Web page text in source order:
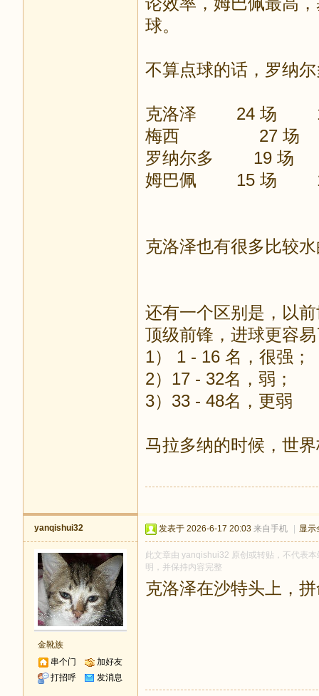
球。
不算点球的话，罗纳
克洛泽 24 场
梅西 27 场
罗纳尔多 19 场
姆巴佩 15 场
克洛泽也有很多比较
还有一个区别是，以
顶级前锋，进球更容
1） 1 - 16 名，很强；
2）17 - 32名，弱；
3）33 - 48名，更弱
马拉多纳的时候，世
yanqishui32
金靴族
串个门
加好友
打招呼
发消息
发表于 2026-6-17 20:03 来自手机 显示
此文章由 yanqishui32 原创或转贴，不代表
明，并保持内容完整
克洛泽在沙特头上，